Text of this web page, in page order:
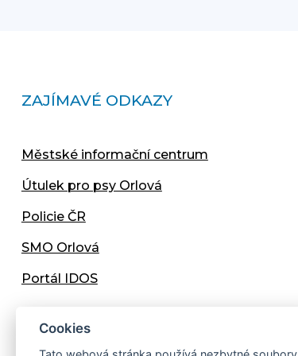
ZAJÍMAVÉ ODKAZY
Městské informační centrum
Útulek pro psy Orlová
Policie ČR
SMO Orlová
Portál IDOS
Cookies